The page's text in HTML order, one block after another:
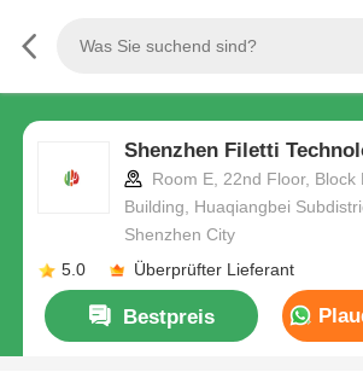
Shenzhen Filetti
Room E, 22nd Floor, Block
Building, Huaqiangbei
Shenzhen City
5.0
Überprüfter Lieferant
Bestpreis